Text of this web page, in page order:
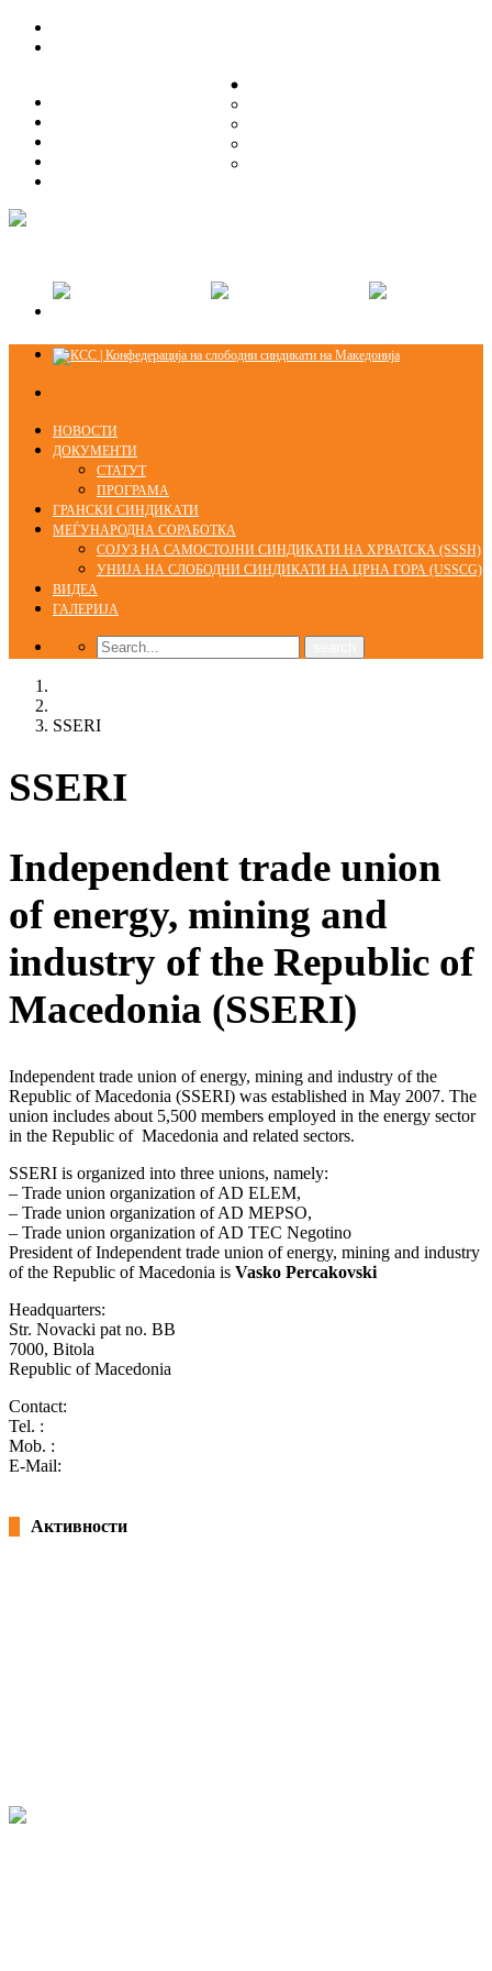
ОРГАНИЗАЦИСКА СТРУКТУРА
НОВОСТИ
ДОКУМЕНТИ
СТАТУТ
ПРОГРАМА
ГРАНСКИ СИНДИКАТИ
МЕЃУНАРОДНА СОРАБОТКА
СОЈУЗ НА САМОСТОЈНИ СИНДИКАТИ НА ХРВАТСКА (SSSH)
УНИЈА НА СЛОБОДНИ СИНДИКАТИ НА ЦРНА ГОРА (USSCG)
ВИДЕА
ГАЛЕРИЈА
SSERI
SSERI
Independent trade union
of energy, mining and
industry of the Republic of
Macedonia (SSERI)
Independent trade union of energy, mining and industry of the
Republic of Macedonia (SSERI) was established in May 2007. The
union includes about 5,500 members employed in the energy sector
in the Republic of Macedonia and related sectors.
SSERI is organized into three unions, namely:
– Trade union organization of AD ELEM,
– Trade union organization of AD MEPSO,
– Trade union organization of AD TEC Negotino
President of Independent trade union of energy, mining and industry
of the Republic of Macedonia is Vasko Percakovski
Headquarters:
Str. Novacki pat no. BB
7000, Bitola
Republic of Macedonia
Contact:
Tel. :
Mob. :
E-Mail:
Активности